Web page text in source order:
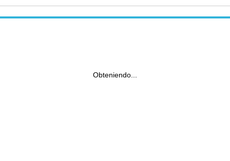
Obteniendo...